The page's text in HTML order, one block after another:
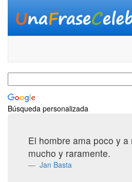
Búsqueda personalizada
El hombre ama poco y
mucho y raramente.
Jan Basta